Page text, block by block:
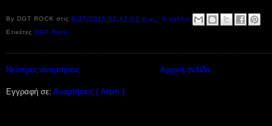
By DGT ROCKστις8/27/2016 01:43:00 π.μ.
0 σχόλια
ΕτικέτεςDGT Rock
Νεότερες αναρτήσεις Αρχική σελίδα
Εγγραφή σε: Αναρτήσεις ( Atom )